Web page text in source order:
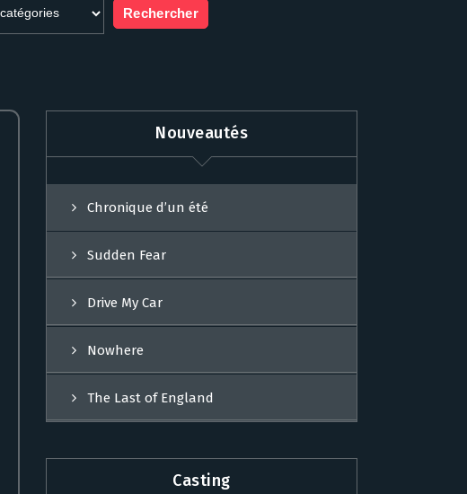
Nouveautés
Chronique d’un été
Sudden Fear
Drive My Car
Nowhere
The Last of England
Casting